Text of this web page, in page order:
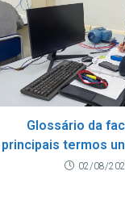
Glossário da
principais termos
02/08/